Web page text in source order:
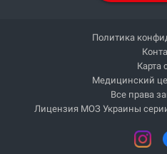
Политика
Карта
Медицинский
Все права
Лицензия МОЗ Украины